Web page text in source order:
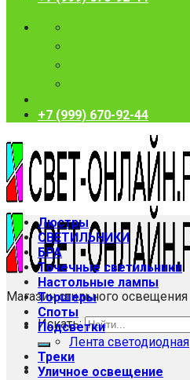
+7 (999) 670-92-44
Магазин стильного освещения
Искать:
Люстры
СВЕТИЛЬНИКИ
БРА
Точечные светильники
Настольные лампы
Торшеры
Споты
Подсветки
Лента светодиодная
Треки
Уличное освещение